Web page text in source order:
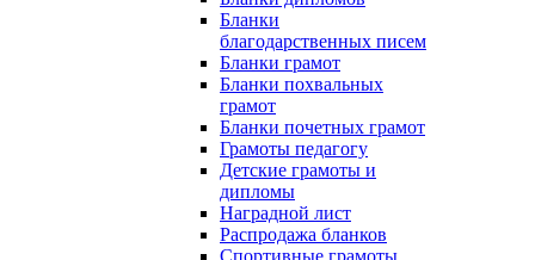
Бланки
благодарственных писем
Бланки грамот
Бланки похвальных
грамот
Бланки почетных грамот
Грамоты педагогу
Детские грамоты и
дипломы
Наградной лист
Распродажа бланков
Спортивные грамоты